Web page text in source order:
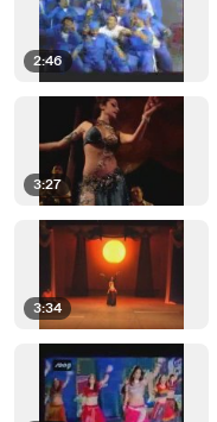
2:46
3:27
3:34